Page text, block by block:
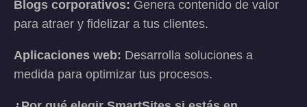
Blogs corporativos: Genera contenido de valor
para atraer y fidelizar a tus clientes.
Aplicaciones web: Desarrolla soluciones a
medida para optimizar tus procesos.